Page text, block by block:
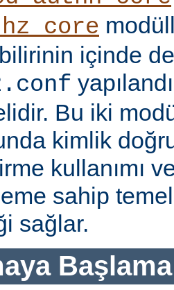
içinde
Bu iki
kimlik
kullanımı
sahip
sağlar.
Başlama